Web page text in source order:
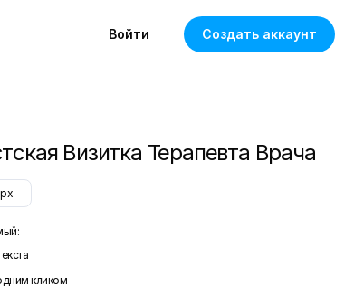
Войти Создать аккаунт
Визитка Терапевта Врача
px
кликом